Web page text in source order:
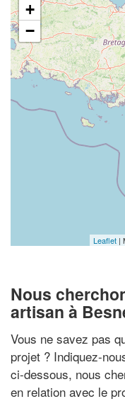
+
−
Leaflet |
Nous
artisan à
Vous ne savez pas
projet ? Indiquez-
ci-dessous, nous
en relation avec le